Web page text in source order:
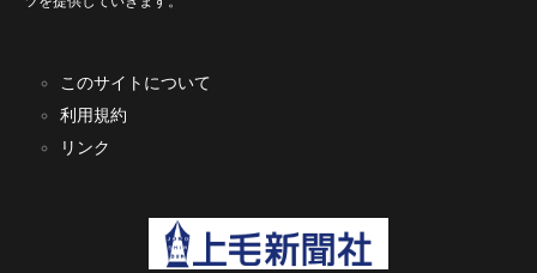
このサイトについて
利用規約
リンク